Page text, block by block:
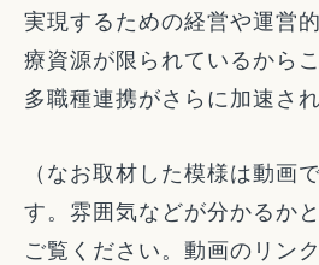
実現するための経営や運営
療資源が限られているから
多職種連携がさらに加速され
（なお取材した模様は動画
す。雰囲気などが分かるか
ご覧ください。動画のリン